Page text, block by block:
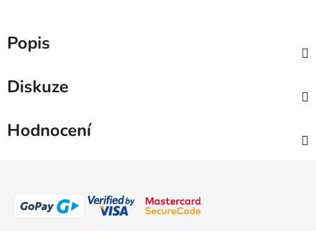
Popis
Diskuze
Hodnocení